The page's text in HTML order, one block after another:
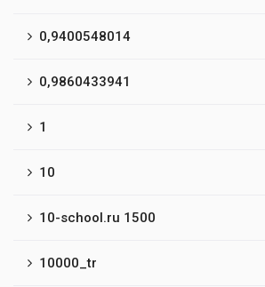
0,9400548014
0,9860433941
1
10
10-school.ru 1500
10000_tr